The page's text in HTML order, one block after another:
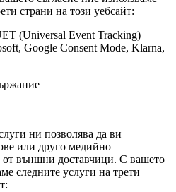
страни на този уебсайт:
(Universal Event Tracking)
Google Consent Mode, Klarna,
ни позволява да ви
или друго медийно
от външни доставчици. С вашето
следните услуги на трети